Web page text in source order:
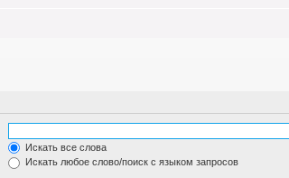
Искать все слова
Искать любое слово/поиск с языком запросов